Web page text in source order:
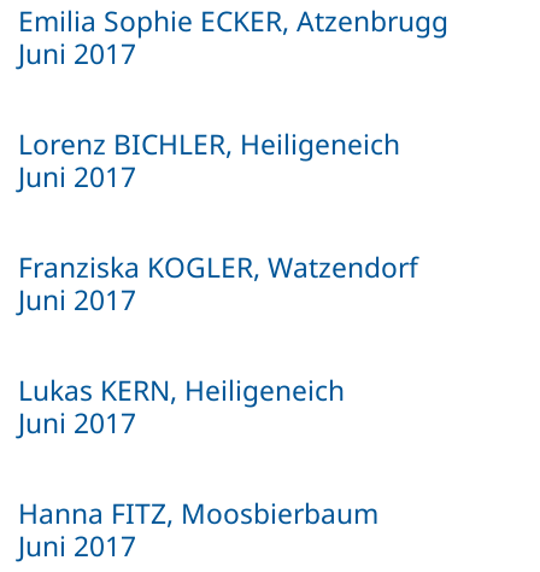
Emilia Sophie ECKER, Atzenbrugg
Juni 2017
Lorenz BICHLER, Heiligeneich
Juni 2017
Franziska KOGLER, Watzendorf
Juni 2017
Lukas KERN, Heiligeneich
Juni 2017
Hanna FITZ, Moosbierbaum
Juni 2017